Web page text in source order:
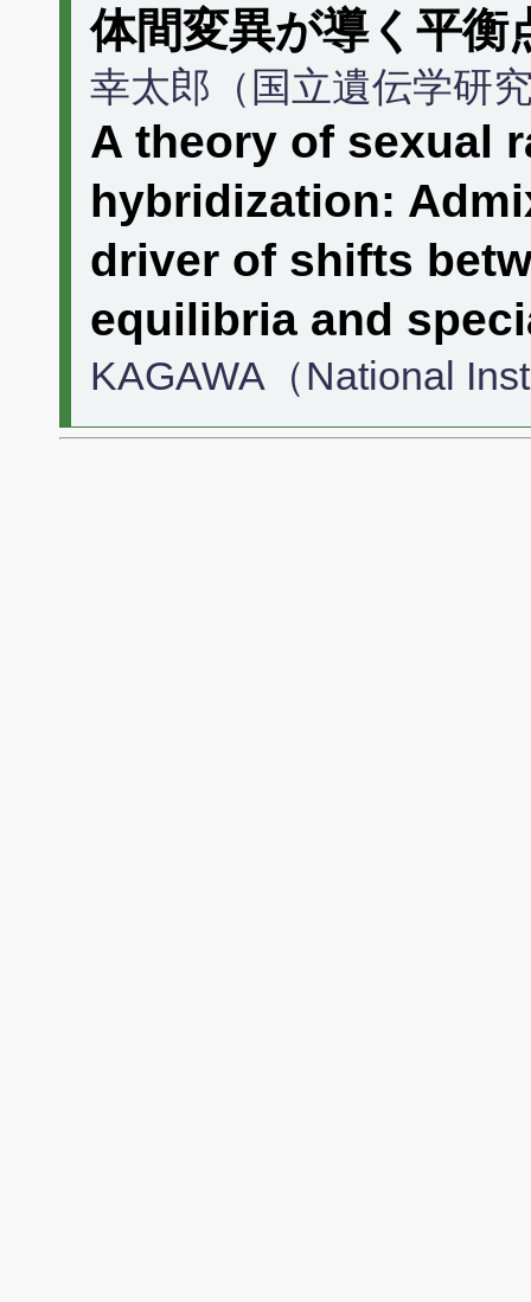
体間変異が導く平衡
幸太郎（国立遺伝学研
A theory of sexual
hybridization:
driver of shifts
equilibria and
KAGAWA（National